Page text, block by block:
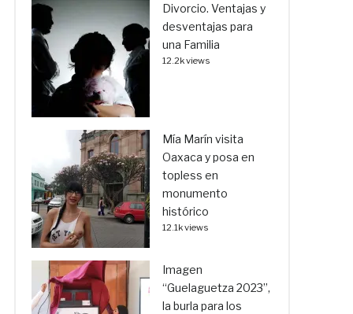
Divorcio. Ventajas y
desventajas para
una Familia
12.2k views
Mía Marín visita
Oaxaca y posa en
topless en
monumento
histórico
12.1k views
Imagen
“Guelaguetza 2023”,
la burla para los